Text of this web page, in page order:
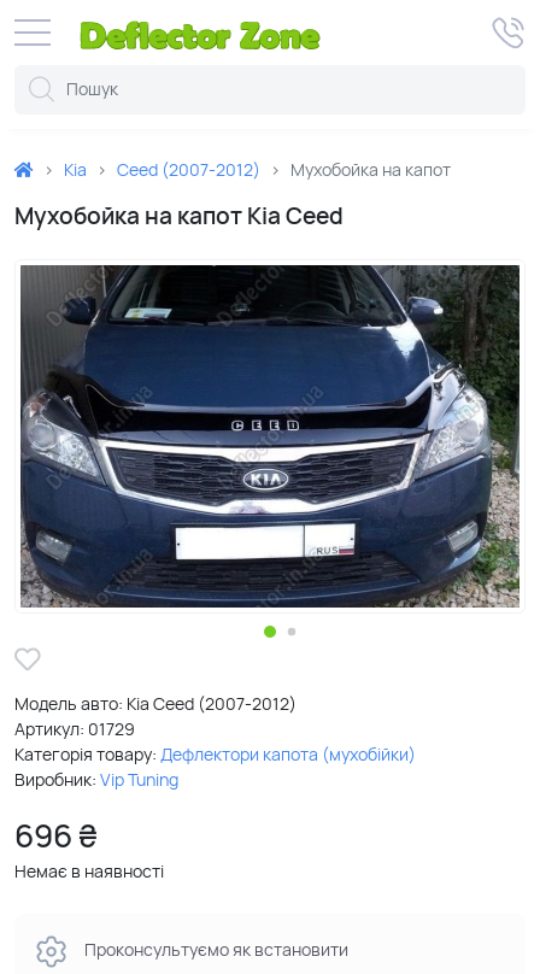
Kia Ceed (2007-2012) Мухобойка на капот
Мухобойка на капот Kia Ceed
Модель авто: Kia Ceed (2007-2012)
Артикул: 01729
Категорія товару: Дефлектори капота (мухобійки)
Виробник: Vip Tuning
696 ₴
Немає в наявності
Проконсультуємо як встановити